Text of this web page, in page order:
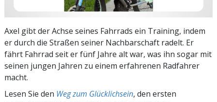
Axel gibt der Achse seines Fahrrads ein Training, indem
er durch die Straßen seiner Nachbarschaft radelt. Er
fährt Fahrrad seit er fünf Jahre alt war, was ihn sogar mit
seinen jungen Jahren zu einem erfahrenen Radfahrer
macht.
Lesen Sie den Weg zum Glücklichsein, den ersten